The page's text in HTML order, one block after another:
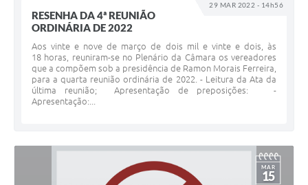
29 MAR 2022 - 14h56
RESENHA DA 4ª REUNIÃO
ORDINÁRIA DE 2022
Aos vinte e nove de março de dois mil e vinte e dois, às
18 horas, reuniram-se no Plenário da Câmara os vereadores
que a compõem sob a presidência de Ramon Morais Ferreira,
para a quarta reunião ordinária de 2022. - Leitura da Ata da
última reunião; Apresentação de preposições: -
Apresentação:...
MAR
15